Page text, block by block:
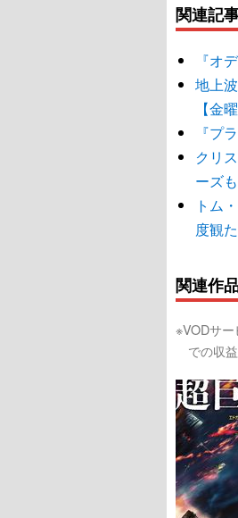
関連記
『オ
地上
【金
『プ
クリ
ーズ
トム
度観
関連作
※VODサ
での収